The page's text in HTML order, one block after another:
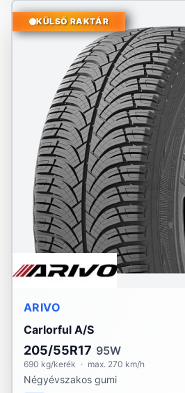
KÜLSŐ RAKTÁR
ARIVO
Carlorful A/S
205/55R17 95W
690 kg/kerék · max. 270 km/h
Négyévszakos gumi